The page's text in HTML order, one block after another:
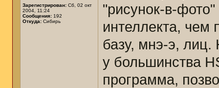
Зарегистрирован: Сб, 02 окт
2004, 11:24
Сообщения: 192
Откуда: Сибирь
"рисунок-в-
интеллекта, чем
базу, мнэ-э, лиц.
у большинства
программа,